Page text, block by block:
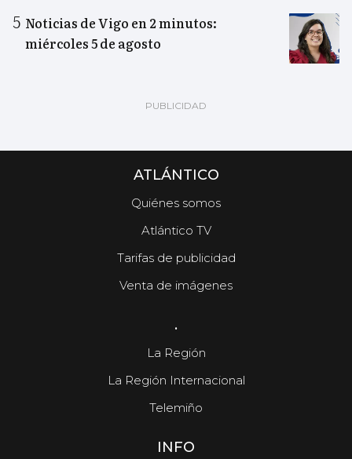
Noticias de Vigo en 2 minutos:
miércoles 5 de agosto
ATLÁNTICO
Quiénes somos
Atlántico TV
Tarifas de publicidad
Venta de imágenes
.
La Región
La Región Internacional
Telemiño
INFO